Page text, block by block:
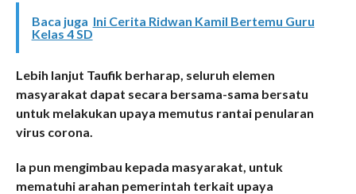
Baca juga Ini Cerita Ridwan Kamil Bertemu Guru
Kelas 4 SD
Lebih lanjut Taufik berharap, seluruh elemen
masyarakat dapat secara bersama-sama bersatu
untuk melakukan upaya memutus rantai penularan
virus corona.
Ia pun mengimbau kepada masyarakat, untuk
mematuhi arahan pemerintah terkait upaya